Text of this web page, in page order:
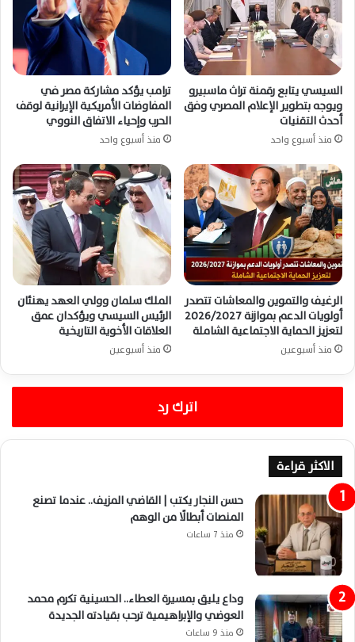
السيسي يتابع رقمنة تراث ماسبيرو
ويوجه بتطوير الإعلام المصري وفق
أحدث التقنيات
منذ أسبوع واحد
ترامب يؤكد مشاركة مصر في
المفاوضات الأمريكية الإيرانية لوقف
الحرب وإحياء الاتفاق النووي
منذ أسبوع واحد
الرغيف والتموين والمعاشات تتصدر
أولويات الدعم بموازنة 2026/2027
لتعزيز الحماية الاجتماعية الشاملة
منذ أسبوعين
الملك سلمان وولي العهد يهنئان
الرئيس السيسي ويؤكدان عمق
العلاقات الأخوية التاريخية
منذ أسبوعين
اترك رد
الاكثر قراءة
حسن النجار يكتب | القاضي المزيف.. عندما تصنع
المنصات أبطالًا من الوهم
منذ 7 ساعات
وداع يليق بمسيرة العطاء.. الحسينية تكرم محمد
العوضي والإبراهيمية ترحب بقيادته الجديدة
منذ 9 ساعات